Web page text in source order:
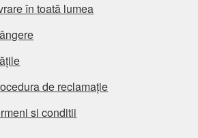
în toată lumea
de reclamație
si conditii